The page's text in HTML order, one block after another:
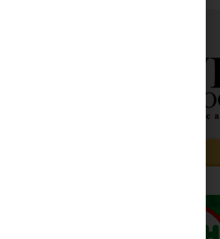
a
muy
un
en
que
la